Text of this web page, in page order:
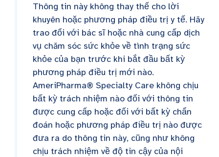
Thông tin này không thay thế cho lời
khuyên hoặc phương pháp điều trị y tế. Hãy
trao đổi với bác sĩ hoặc nhà cung cấp dịch
vụ chăm sóc sức khỏe về tình trạng sức
khỏe của bạn trước khi bắt đầu bất kỳ
phương pháp điều trị mới nào.
AmeriPharma® Specialty Care không chịu
bất kỳ trách nhiệm nào đối với thông tin
được cung cấp hoặc đối với bất kỳ chẩn
đoán hoặc phương pháp điều trị nào được
đưa ra do thông tin này, cũng như không
chịu trách nhiệm về độ tin cậy của nội